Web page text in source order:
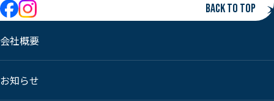
Back to top
会社概要
お知らせ